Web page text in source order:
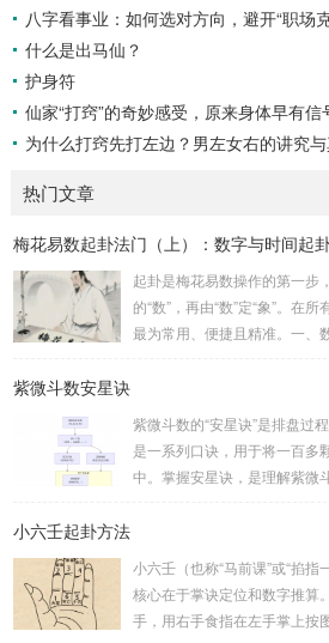
八字看事业：如何选对方向，避开“职场
什么是出马仙？
护身符
仙家“打窍”的奇妙感受，原来身体早有信
为什么打窍先打左边？男左女右的讲究
热门文章
梅花易数起卦法门（上）：数字与时间起
起卦是梅花易数操作的第一步
的“数”，再由“数”定“象”。在
最为常用、便捷且精准。一、
卦。如果数字是偶数位，则前
分比后部分少一位。例如，数
位...
紫微斗数安星诀
紫微斗数的“安星诀”是排盘过
是一系列口诀，用于将一百多
中。掌握安星诀，是理解紫微
赖关系，可以清晰地通过下图
安紫微星诀（定帝星）这是所
诀：紫微天机星逆行，隔一阳
小六壬起卦方法
小六壬（也称“马前课”或“掐指
核心在于掌诀定位和数字推算
手，用右手食指在左手掌上按